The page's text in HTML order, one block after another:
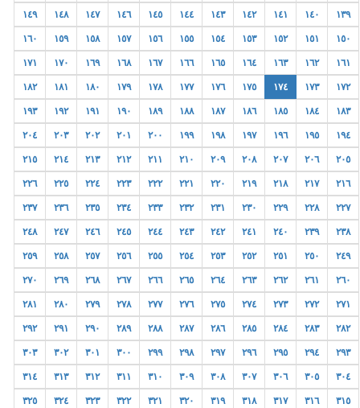
١٣٩ ١٤٠ ١٤١ ١٤٢ ١٤٣ ١٤٤ ١٤٥ ١٤٦ ١٤٧ ١٤٨ ١٤٩
١٥٠ ١٥١ ١٥٢ ١٥٣ ١٥٤ ١٥٥ ١٥٦ ١٥٧ ١٥٨ ١٥٩ ١٦٠
١٦١ ١٦٢ ١٦٣ ١٦٤ ١٦٥ ١٦٦ ١٦٧ ١٦٨ ١٦٩ ١٧٠ ١٧١
١٧٢ ١٧٣ ١٧٤ ١٧٥ ١٧٦ ١٧٧ ١٧٨ ١٧٩ ١٨٠ ١٨١ ١٨٢
١٨٣ ١٨٤ ١٨٥ ١٨٦ ١٨٧ ١٨٨ ١٨٩ ١٩٠ ١٩١ ١٩٢ ١٩٣
١٩٤ ١٩٥ ١٩٦ ١٩٧ ١٩٨ ١٩٩ ٢٠٠ ٢٠١ ٢٠٢ ٢٠٣ ٢٠٤
٢٠٥ ٢٠٦ ٢٠٧ ٢٠٨ ٢٠٩ ٢١٠ ٢١١ ٢١٢ ٢١٣ ٢١٤ ٢١٥
٢١٦ ٢١٧ ٢١٨ ٢١٩ ٢٢٠ ٢٢١ ٢٢٢ ٢٢٣ ٢٢٤ ٢٢٥ ٢٢٦
٢٢٧ ٢٢٨ ٢٢٩ ٢٣٠ ٢٣١ ٢٣٢ ٢٣٣ ٢٣٤ ٢٣٥ ٢٣٦ ٢٣٧
٢٣٨ ٢٣٩ ٢٤٠ ٢٤١ ٢٤٢ ٢٤٣ ٢٤٤ ٢٤٥ ٢٤٦ ٢٤٧ ٢٤٨
٢٤٩ ٢٥٠ ٢٥١ ٢٥٢ ٢٥٣ ٢٥٤ ٢٥٥ ٢٥٦ ٢٥٧ ٢٥٨ ٢٥٩
٢٦٠ ٢٦١ ٢٦٢ ٢٦٣ ٢٦٤ ٢٦٥ ٢٦٦ ٢٦٧ ٢٦٨ ٢٦٩ ٢٧٠
٢٧١ ٢٧٢ ٢٧٣ ٢٧٤ ٢٧٥ ٢٧٦ ٢٧٧ ٢٧٨ ٢٧٩ ٢٨٠ ٢٨١
٢٨٢ ٢٨٣ ٢٨٤ ٢٨٥ ٢٨٦ ٢٨٧ ٢٨٨ ٢٨٩ ٢٩٠ ٢٩١ ٢٩٢
٢٩٣ ٢٩٤ ٢٩٥ ٢٩٦ ٢٩٧ ٢٩٨ ٢٩٩ ٣٠٠ ٣٠١ ٣٠٢ ٣٠٣
٣٠٤ ٣٠٥ ٣٠٦ ٣٠٧ ٣٠٨ ٣٠٩ ٣١٠ ٣١١ ٣١٢ ٣١٣ ٣١٤
٣١٥ ٣١٦ ٣١٧ ٣١٨ ٣١٩ ٣٢٠ ٣٢١ ٣٢٢ ٣٢٣ ٣٢٤ ٣٢٥